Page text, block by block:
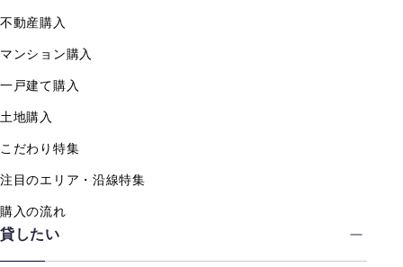
不動産購入
マンション購入
一戸建て購入
土地購入
こだわり特集
注目のエリア・沿線特集
購入の流れ
貸したい